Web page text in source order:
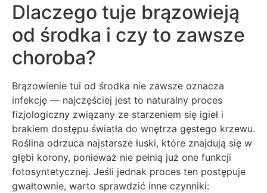
Dlaczego tuje brązowieją
od środka i czy to zawsze
choroba?
Brązowienie tui od środka nie zawsze oznacza
infekcję — najczęściej jest to naturalny proces
fizjologiczny związany ze starzeniem się igieł i
brakiem dostępu światła do wnętrza gęstego krzewu.
Roślina odrzuca najstarsze łuski, które znajdują się w
głębi korony, ponieważ nie pełnią już one funkcji
fotosyntetycznej. Jeśli jednak proces ten postępuje
gwałtownie, warto sprawdzić inne czynniki: